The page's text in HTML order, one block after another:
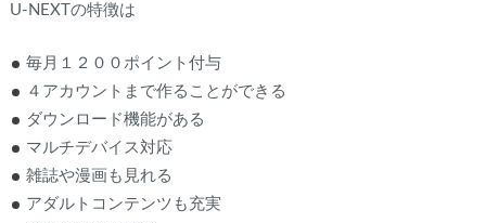
U-NEXTの特徴は
毎月１２００ポイント付与
４アカウントまで作ることができる
ダウンロード機能がある
マルチデバイス対応
雑誌や漫画も見れる
アダルトコンテンツも充実